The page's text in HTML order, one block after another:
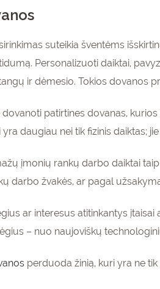
suteikia šventėms
Personalizuoti daiktai,
ir dėmesio. Tokios dovanos
patirtines dovanas,
daugiau nei tik fizinis daiktas;
įmonių rankų darbo daiktai
darbo žvakės, ar pagal
ar interesus atitinkantys
– nuo naujoviškų
perduoda žinią, kuri yra ne